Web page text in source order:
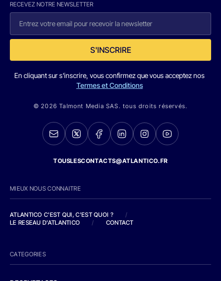
RECEVEZ NOTRE NEWSLETTER
S'INSCRIRE
En cliquant sur s'inscrire, vous confirmez que vous acceptez nos
Termes et Conditions
© 2026 Talmont Media SAS. tous droits réservés.
TOUSLESCONTACTS@ATLANTICO.FR
MIEUX NOUS CONNAITRE
ATLANTICO C'EST QUI, C'EST QUOI ?
/
LE RESEAU D'ATLANTICO
/ CONTACT
CATEGORIES